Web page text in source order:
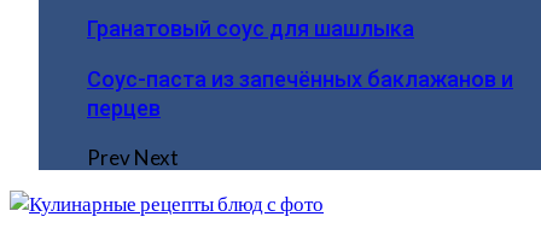
Гранатовый соус для шашлыка
Соус-паста из запечённых баклажанов и
перцев
PrevNext